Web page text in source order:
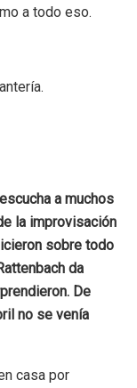
a todo eso.
a muchos
la improvisación
sobre todo
da
De
no se venía
casa por